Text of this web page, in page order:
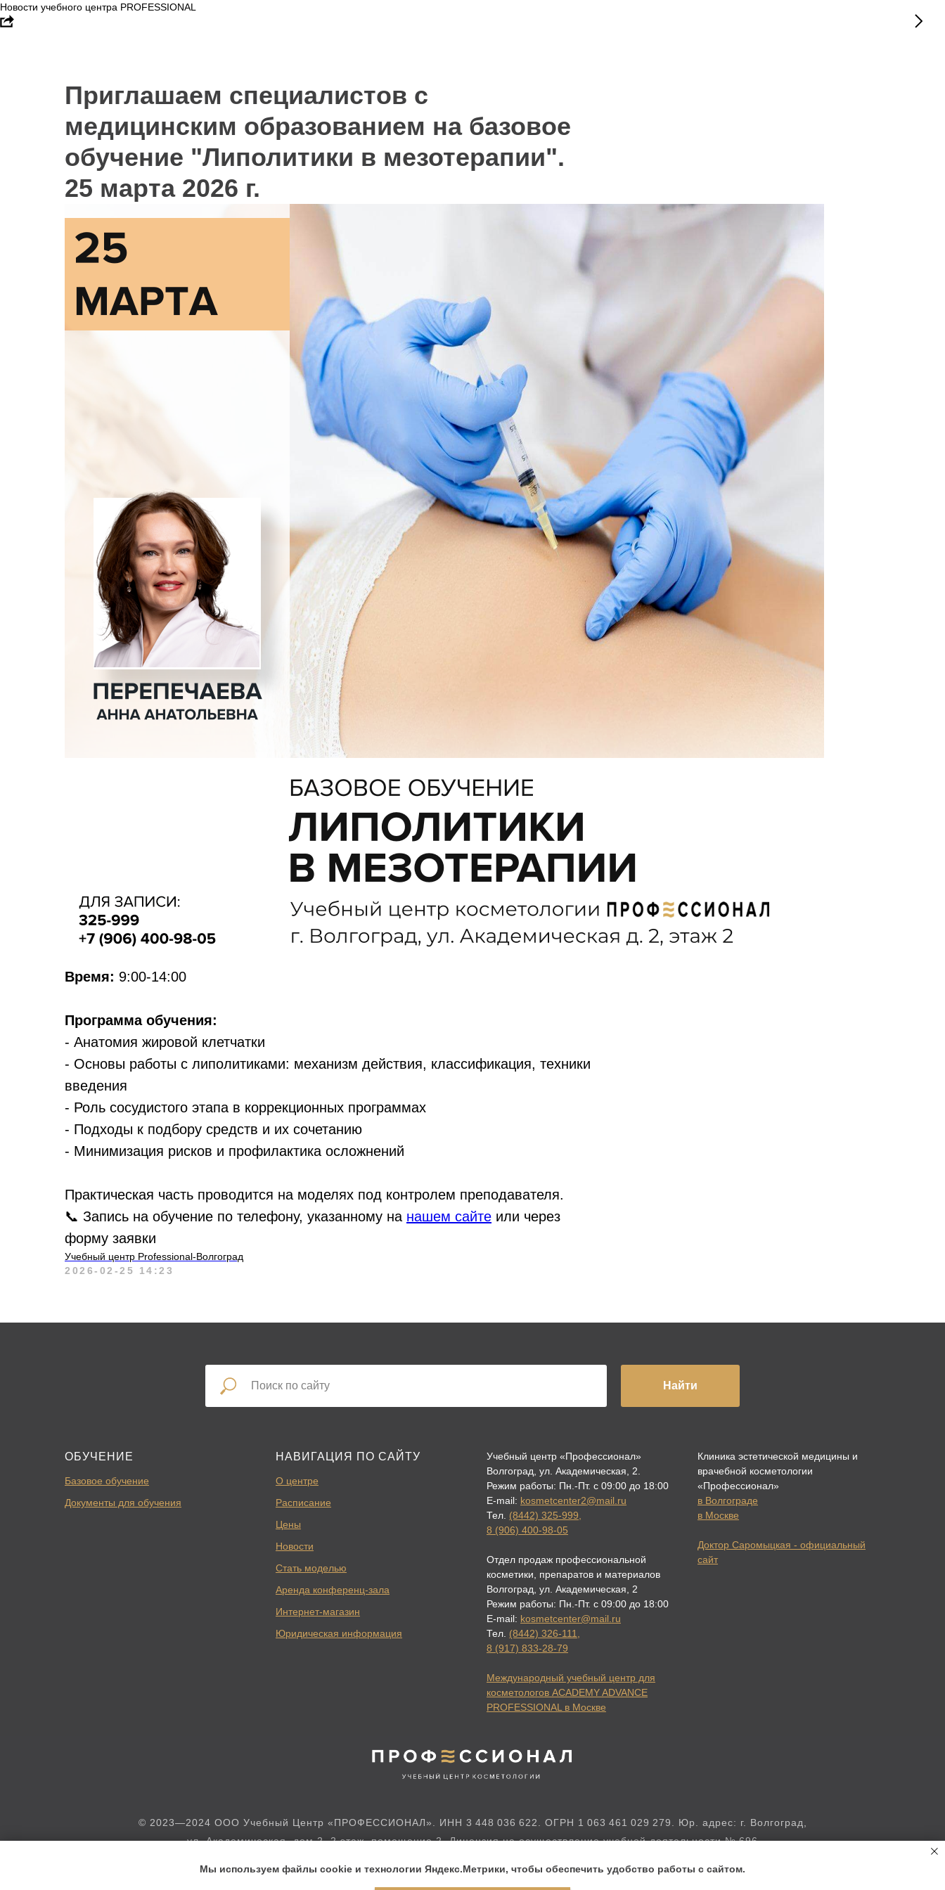
Новости учебного центра PROFESSIONAL
Приглашаем специалистов с
медицинским образованием на базовое
обучение "Липолитики в мезотерапии".
25 марта 2026 г.
Время: 9:00-14:00
Программа обучения:
- Анатомия жировой клетчатки
- Основы работы с липолитиками: механизм действия, классификация, техники
введения
- Роль сосудистого этапа в коррекционных программах
- Подходы к подбору средств и их сочетанию
- Минимизация рисков и профилактика осложнений
Практическая часть проводится на моделях под контролем преподавателя.
📞 Запись на обучение по телефону, указанному на нашем сайте или через
форму заявки
Учебный центр Professional-Волгоград
2026-02-25 14:23
Найти
ОБУЧЕНИЕ
Базовое обучение
Документы для обучения
НАВИГАЦИЯ ПО САЙТУ
О центре
Расписание
Цены
Новости
Стать моделью
Аренда конференц-зала
Интернет-магазин
Юридическая информация
Учебный центр «Профессионал»
Волгоград, ул. Академическая, 2.
Режим работы: Пн.-Пт. с 09:00 до 18:00
E-mail: kosmetcenter2@mail.ru
Тел. (8442) 325-999
8 (906) 400-98-05
Отдел продаж профессиональной
косметики, препаратов и материалов
Волгоград, ул. Академическая, 2
Режим работы: Пн.-Пт. с 09:00 до 18:00
E-mail: kosmetcenter@mail.ru
Тел. (8442) 326-111
8 (917) 833-28-79
Международный учебный центр для
косметологов ACADEMY ADVANCE
PROFESSIONAL в Москве
Клиника эстетической медицины и
врачебной косметологии
«Профессионал»
в Волгограде
в Москве
Доктор Саромыцкая - официальный
сайт
© 2023—2024 ООО Учебный Центр «ПРОФЕССИОНАЛ». ИНН 3 448 036 622. ОГРН 1 063 461 029 279. Юр. адрес: г. Волгоград,
ул. Академическая, дом 2, 2 этаж, помещение 2. Лицензия на осуществление учебной деятельности № 696
Материалы на сайте имеют ознакомительный характер и не являются публичной офертой.
Мы используем файлы cookie и технологии Яндекс.Метрики, чтобы обеспечить удобство работы с сайтом.